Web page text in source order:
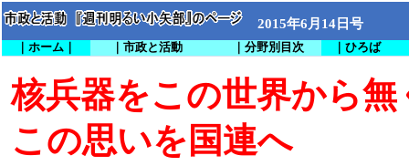
2015年6月14日号
｜ホーム｜ ｜市政と活動 ｜分野別目次 ｜ひろば
核兵器をこの世界から無
この思いを国連へ